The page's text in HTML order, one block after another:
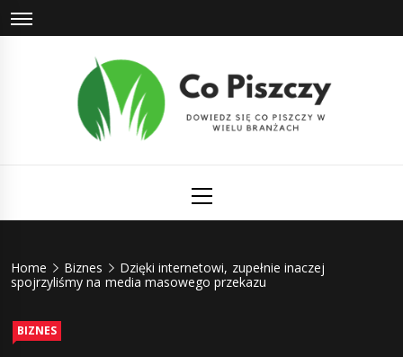
Skip
to
Menu
Home Biznes
Dzięki internetowi, zupełnie inaczej
spojrzyliśmy na media masowego przekazu
BIZNES